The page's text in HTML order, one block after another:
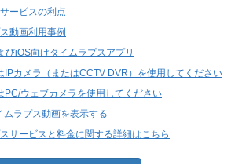
ービスの利点
動画利用事例
iOS向けタイムラプスアプリ
IPカメラ（またはCCTV DVR）を使用してください
PC/ウェブカメラを使用してください
ラプス動画を表示する
サービスと料金に関する詳細はこちら